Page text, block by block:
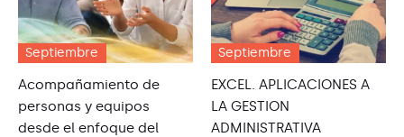
Septiembre
Acompañamiento de
personas y equipos
desde el enfoque del
Septiembre
EXCEL. APLICACIONES A
LA GESTION
ADMINISTRATIVA